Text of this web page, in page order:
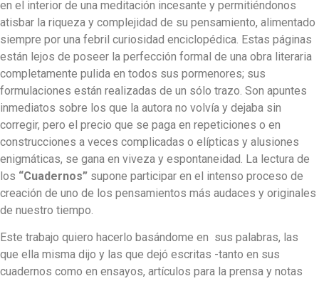
en el interior de una meditación incesante y permitiéndonos
atisbar la riqueza y complejidad de su pensamiento, alimentado
siempre por una febril curiosidad enciclopédica. Estas páginas
están lejos de poseer la perfección formal de una obra literaria
completamente pulida en todos sus pormenores; sus
formulaciones están realizadas de un sólo trazo. Son apuntes
inmediatos sobre los que la autora no volvía y dejaba sin
corregir, pero el precio que se paga en repeticiones o en
construcciones a veces complicadas o elípticas y alusiones
enigmáticas, se gana en viveza y espontaneidad. La lectura de
los “Cuadernos” supone participar en el intenso proceso de
creación de uno de los pensamientos más audaces y originales
de nuestro tiempo.
Este trabajo quiero hacerlo basándome en sus palabras, las
que ella misma dijo y las que dejó escritas -tanto en sus
cuadernos como en ensayos, artículos para la prensa y notas